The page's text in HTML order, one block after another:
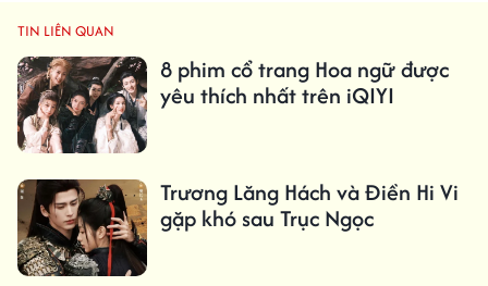
TIN LIÊN QUAN
8 phim cổ trang Hoa ngữ được
yêu thích nhất trên iQIYI
Trương Lăng Hách và Điền Hi Vi
gặp khó sau Trục Ngọc